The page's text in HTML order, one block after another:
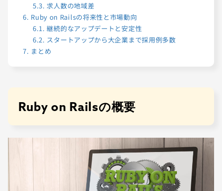
5.3. 求人数の地域差
6. Ruby on Railsの将来性と市場動向
6.1. 継続的なアップデートと安定性
6.2. スタートアップから大企業まで採用例多数
7. まとめ
Ruby on Railsの概要